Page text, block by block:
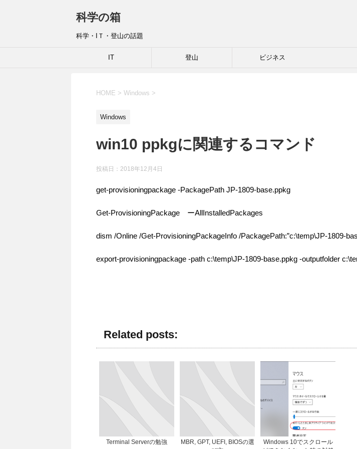
科学の箱
科学・IＴ・登山の話題
IT 登山 ビジネス
HOME > Windows >
Windows
win10 ppkgに関連するコマンド
投稿日： 2018年12月4日
get-provisioningpackage -PackagePath JP-1809-base.ppkg
Get-ProvisioningPackage ーAllInstalledPackages
dism /Online /Get-ProvisioningPackageInfo /PackagePath:”c:\temp\JP-1809-
export-provisioningpackage -path c:\temp\JP-1809-base.ppkg -outputfolder
Related posts:
Terminal Serverの勉強
MBR, GPT, UEFI, BIOSの選
Windows 10でスクロール